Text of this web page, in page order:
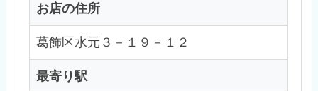
お店の住所
葛飾区水元３－１９－１２
最寄り駅